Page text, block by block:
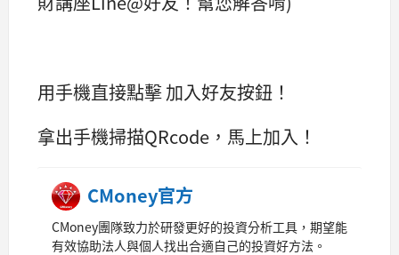
用手機直接點擊 加入好友按鈕！
拿出手機掃描QRcode，馬上加入！
CMoney官方
CMoney團隊致力於研發更好的投資分析工具，期望能
有效協助法人與個人找出合適自己的投資好方法。